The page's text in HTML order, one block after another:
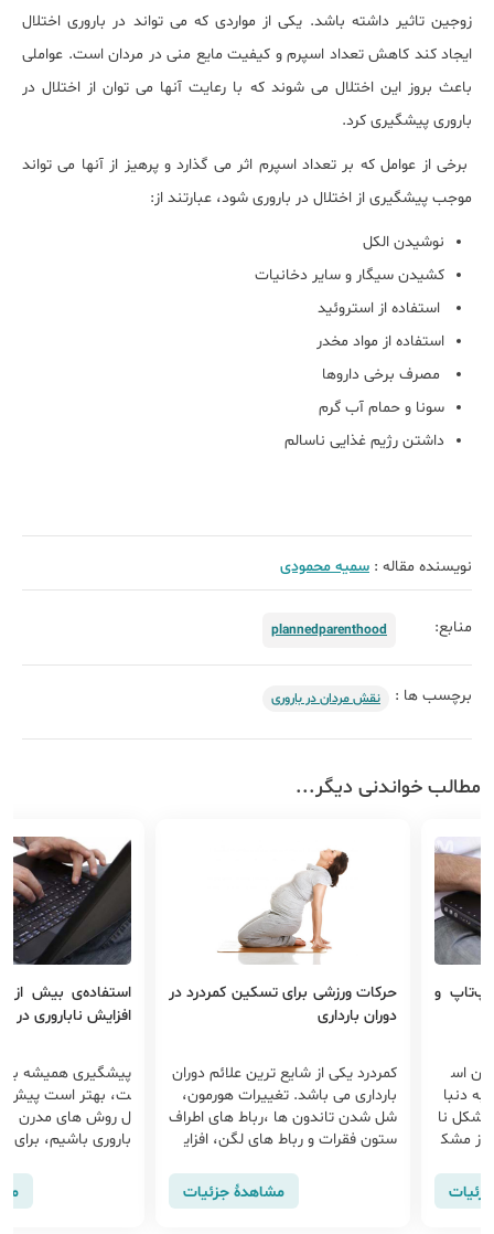
زوجین تاثیر داشته باشد. یکی از مواردی که می تواند در باروری اختلال
ایجاد کند کاهش تعداد اسپرم و کیفیت مایع منی در مردان است. عواملی
باعث بروز این اختلال می شوند که با رعایت آنها می توان از اختلال در
باروری پیشگیری کرد.
برخی از عوامل که بر تعداد اسپرم اثر می گذارد و پرهیز از آنها می تواند
موجب پیشگیری از اختلال در باروری شود، عبارتند از:
نوشیدن الکل
کشیدن سیگار و سایر دخانیات
استفاده از استروئید
استفاده از مواد مخدر
مصرف برخی داروها
سونا و حمام آب گرم
داشتن رژیم غذایی ناسالم
نویسنده مقاله : سمیه محمودی
منابع: plannedparenthood
برچسب ها : نقش مردان در باروری
مطالب خواندنی دیگر...
و
اس
دنبا
نا
از مشک
حرکات ورزشی برای تسکین کمردرد در
دوران بارداری
کمردرد یکی از شایع ترین علائم دوران
بارداری می باشد. تغییرات هورمون،
شل شدن تاندون ها ،رباط های اطراف
ستون فقرات و رباط های لگن، افزای
مشاهدهٔ جزئیات
استفاده‌ی بیش از
افزایش ناباروری در
پیشگیری همیشه
ت، بهتر است پیش از
ل روش های مدرن
باروری باشیم، برای